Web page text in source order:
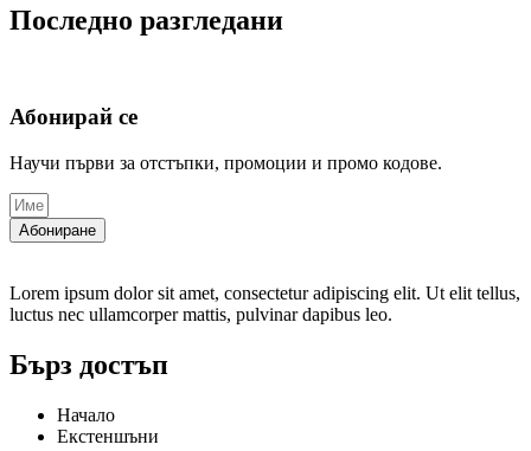
Последно разгледани
Абонирай се
Научи първи за отстъпки, промоции и промо кодове.
Абониране
Lorem ipsum dolor sit amet, consectetur adipiscing elit. Ut elit tellus,
luctus nec ullamcorper mattis, pulvinar dapibus leo.
Бърз достъп
Начало
Екстеншъни